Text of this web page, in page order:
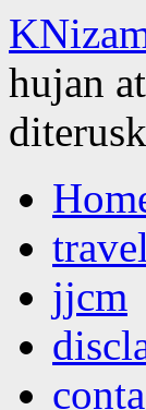
hujan
to
content
jjcm